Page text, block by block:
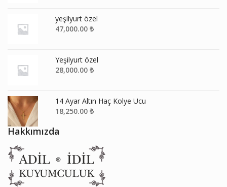
yeşilyurt özel
47,000.00 ₺
Yeşilyurt özel
28,000.00 ₺
14 Ayar Altın Haç Kolye Ucu
18,250.00 ₺
Hakkımızda